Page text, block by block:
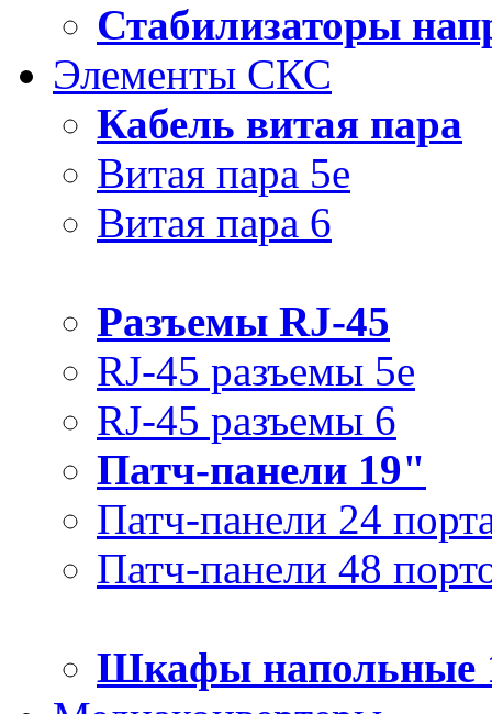
Стабилизаторы
Элементы СКС
Кабель витая пара
Витая пара 5e
Витая пара 6
Разъемы RJ-45
RJ-45 разъемы 5e
RJ-45 разъемы 6
Патч-панели 19"
Патч-панели 24
Патч-панели 48
Шкафы напольные